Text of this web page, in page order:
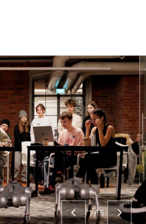
1 / 5